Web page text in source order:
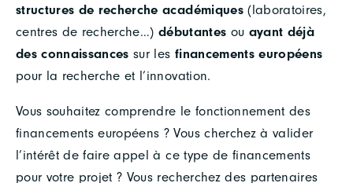
structures de recherche académiques(laboratoires,
centres de recherche…) débutantes ou ayant déjà
des connaissances sur les financements européens
pour la recherche et l’innovation.
Vous souhaitez comprendre le fonctionnement des
financements européens ? Vous cherchez à valider
l’intérêt de faire appel à ce type de financements
pour votre projet ? Vous recherchez des partenaires